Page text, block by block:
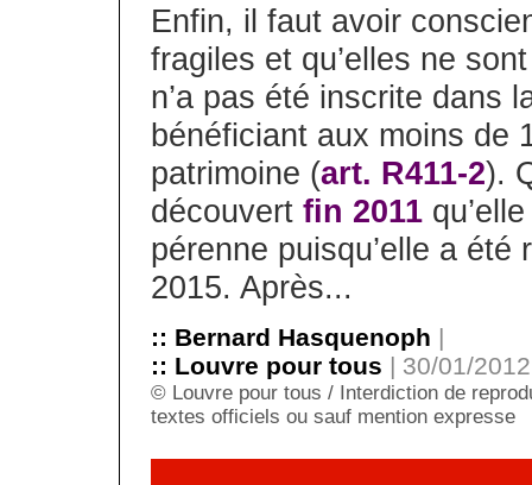
Enfin, il faut avoir
fragiles et qu’elles ne
n’a pas été inscrite dans
bénéficiant aux moins de
patrimoine (art. R411-2).
découvert fin 2011
pérenne puisqu’elle a été
2015. Après...
:: Bernard Hasquenoph |
:: Louvre pour tous | 30/01/
© Louvre pour tous / Interdiction de
textes officiels ou sauf mention expresse